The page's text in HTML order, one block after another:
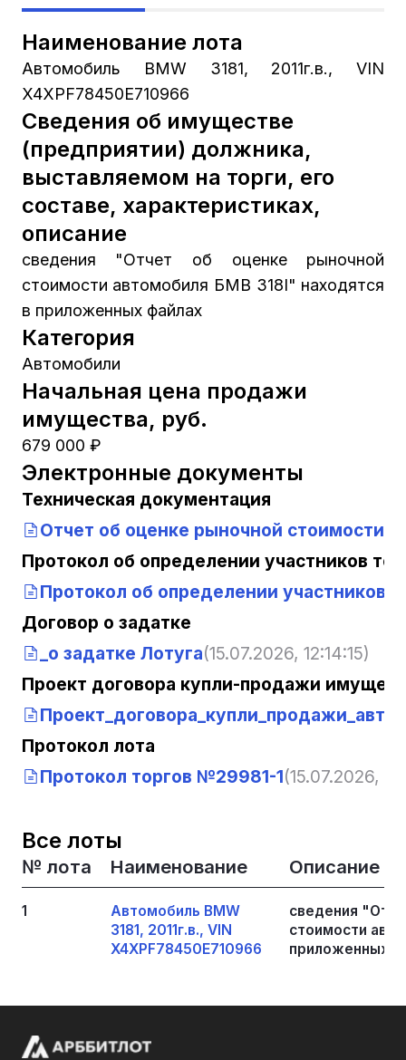
Наименование лота
Автомобиль BMW 3181, 2011г.в., VIN
X4XPF78450E710966
Сведения об имуществе
(предприятии) должника,
выставляемом на торги, его
составе, характеристиках,
описание
сведения "Отчет об оценке рыночной
стоимости автомобиля БМВ 318I" находятся
в приложенных файлах
Категория
Автомобили
Начальная цена продажи
имущества, руб.
679 000 ₽
Электронные документы
Техническая документация
Отчет об оценке рыночной стоимости
Протокол об определении участников
Протокол об определении участников
Договор о задатке
_о задатке Лотуга(15.07.2026, 12:14:15)
Проект договора купли-продажи
Протокол лота
Протокол торгов №29981-1(15.07.2026,
Все лоты
№ лота Наименование Описание
1
Автомобиль BMW
3181, 2011г.в., VIN
X4XPF78450E710966
сведения
стоимости
приложенных